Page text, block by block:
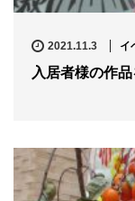
2021.11.3 イ
入居者様の作